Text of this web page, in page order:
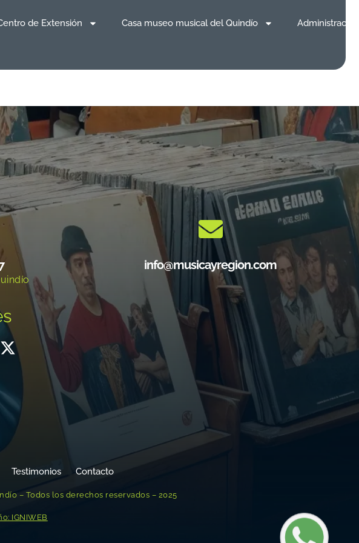
de Extensión Casa museo musical del Quindío
info@musicayregion.com
Testimonios Contacto
– Todos los derechos reservados – 2025
IGNIWEB